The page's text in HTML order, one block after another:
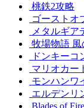
桃鉄2攻略
ゴーストオ
メタルギア
牧場物語
ドンキーコ
マリオカー
モンハンワ
エルデンリ
Blades of